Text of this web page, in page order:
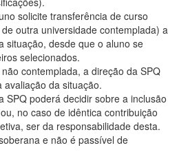
solicite transferência de curso
outra universidade contemplada) a
situação, desde que o aluno se
selecionados.
contemplada, a direção da SPQ
da situação.
SPQ poderá decidir sobre a inclusão
no caso de idêntica contribuição
ser da responsabilidade desta.
e não é passível de